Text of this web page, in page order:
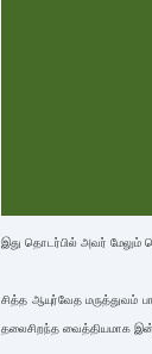
இது தொடர்பில் அவர் மேலும்
சித்த ஆயுர்­வேத மருத்­துவம்
தலை­சி­றந்த வைத்­தி­ய­மாக